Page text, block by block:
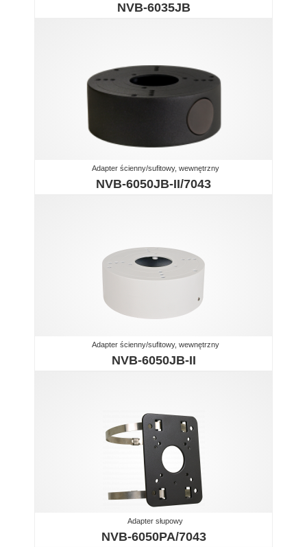
NVB-6035JB
Adapter ścienny/sufitowy, wewnętrzny
NVB-6050JB-II/7043
Adapter ścienny/sufitowy, wewnętrzny
NVB-6050JB-II
Adapter słupowy
NVB-6050PA/7043